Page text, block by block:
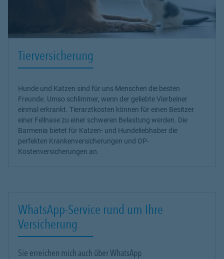
Tierversicherung
Hunde und Katzen sind für uns Menschen die besten
Freunde. Umso schlimmer, wenn der geliebte Vierbeiner
einmal erkrankt. Tierarztkosten können für einen Besitzer
einer Fellnase zu einer schweren Belastung werden. Die
Barmenia bietet für Katzen- und Hundeliebhaber die
perfekten Krankenversicherungen und OP-
Kostenversicherungen an.
WhatsApp-Service rund um Ihre
Versicherung
Sie erreichen mich auch über WhatsApp